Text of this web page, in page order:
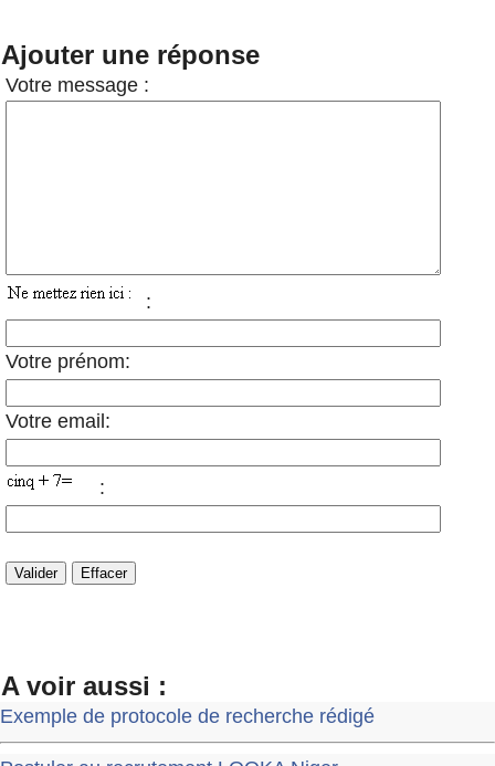
Ajouter une réponse
Votre message :
:
Votre prénom:
Votre email:
:
A voir aussi :
Exemple de protocole de recherche rédigé